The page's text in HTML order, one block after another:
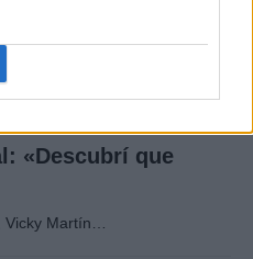
«Descubrí que
Vicky Martín…